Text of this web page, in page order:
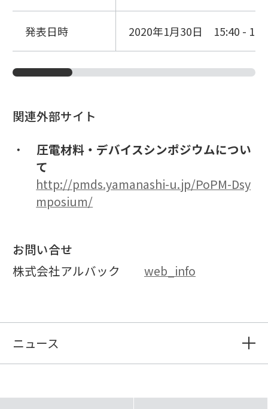
発表日時 2020年1月30日 15:40 -
関連外部サイト
圧電材料・デバイスシンポジウムについ
て
http://pmds.yamanashi-u.jp/PoPM-Dsy
mposium/
お問い合せ
株式会社アルバック web_info
ニュース